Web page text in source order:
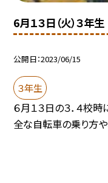
6月１３日（火）３
公開日 2023/06/15
３年生
６月１３日の３．４校
全な自転車の乗り方や